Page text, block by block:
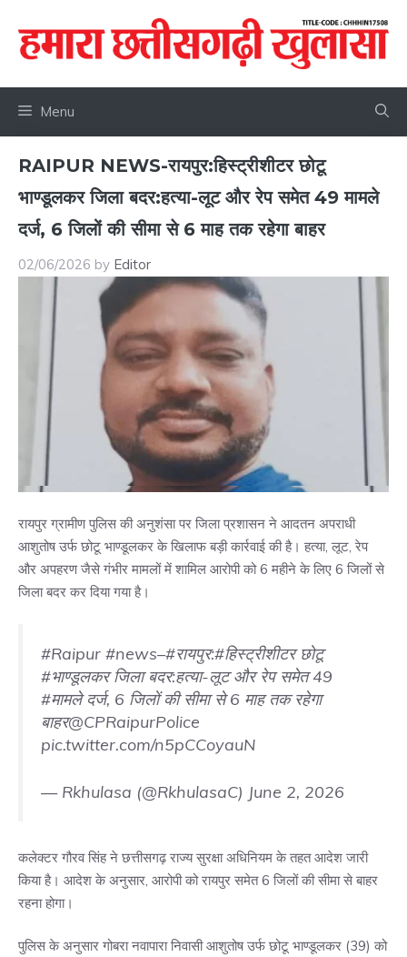
content
Menu
RAIPUR NEWS-रायपुर:हिस्ट्रीशीटर छोटू
भाण्डूलकर जिला बदर:हत्या-लूट और रेप समेत 49 मामले
दर्ज, 6 जिलों की सीमा से 6 माह तक रहेगा बाहर
02/06/2026 by Editor
रायपुर ग्रामीण पुलिस की अनुशंसा पर जिला प्रशासन ने आदतन अपराधी
आशुतोष उर्फ छोटू भाण्डूलकर के खिलाफ बड़ी कार्रवाई की है। हत्या, लूट, रेप
और अपहरण जैसे गंभीर मामलों में शामिल आरोपी को 6 महीने के लिए 6 जिलों से
जिला बदर कर दिया गया है।
#Raipur #news–#रायपुर:#हिस्ट्रीशीटरछोटू
#भाण्डूलकरजिला बदर:हत्या-लूट और रेप समेत 49
#मामलेदर्ज, 6 जिलों की सीमा से 6 माह तक रहेगा
बाहर@CPRaipurPolice
pic.twitter.com/n5pCCoyauN
— Rkhulasa (@RkhulasaC) June 2, 2026
कलेक्टर गौरव सिंह ने छत्तीसगढ़ राज्य सुरक्षा अधिनियम के तहत आदेश जारी
किया है। आदेश के अनुसार, आरोपी को रायपुर समेत 6 जिलों की सीमा से बाहर
रहना होगा।
पुलिस के अनुसार गोबरा नवापारा निवासी आशुतोष उर्फ छोटू भाण्डूलकर (39) को